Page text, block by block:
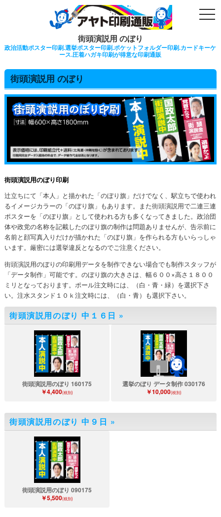
街頭演説用 のぼり
政治活動ポスター印刷.選挙ポスター印刷.ポケットフォルダー印刷.カードキーケ
ース.圧着ハガキ印刷が得意な印刷通販
街頭演説用 のぼり
街頭演説用のぼり印刷
辻立ちにて「本人」と描かれた「のぼり旗」だけでなく、駅立ちで使われ
るイメージカラーの「のぼり旗」もあります。また街頭演説用で二連三連
ポスターを「のぼり旗」として使われる方も多くなってきました。政治団
体や政党の名称を記載したのぼり旗の制作は問題ありませんが、告示前に
名前と顔写真入りだけが描かれた「のぼり旗」を作られる方もいらっしゃ
います。厳密には選挙違反となるのでご注意ください。
街頭演説用のぼりの印刷用データを制作できない場合でも制作スタッフが
「データ制作」可能です。のぼり旗の大きさは、幅６００×高さ１８００
ミリとなっております。ポール注文時には、（白・青・緑）を選択下さ
い。注水スタンド１０ｋ注文時には、（白・青）も選択下さい。
街頭演説用のぼり 中１６日 »
街頭演説用のぼり 160175
￥4,400(税別)
選挙のぼり データ制作 030176
￥10,000(税別)
街頭演説用のぼり 中９日 »
街頭演説用のぼり 090175
￥5,500(税別)